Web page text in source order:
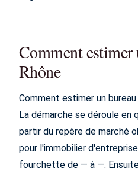
Comment estimer
Rhône
Comment estimer un
La démarche se déroule en
partir du repère de marché
pour l'immobilier
fourchette de — à —.